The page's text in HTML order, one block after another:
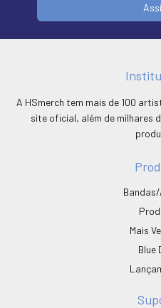
A HSmerch tem mais de 100
site oficial, além de milhares
Mais
Blue